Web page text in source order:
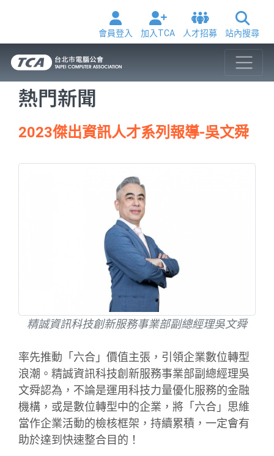
會員登入 加入TCA 人才招募 站內搜尋
熱門新聞
2023傑出資訊人才系列報導-吳文舜
精誠資訊科技創新服務事業部副總經理吳文舜
率先推動「六合」價值主張，引領企業數位轉型
浪潮。精誠資訊科技創新服務事業部副總經理吳
文舜認為，不論是運用科技力量優化服務的金融
機構，或是數位轉型中的企業，將「六合」思維
當作企業活動的檢核框架，持續累積，一定會有
助於達到快速整合目的！